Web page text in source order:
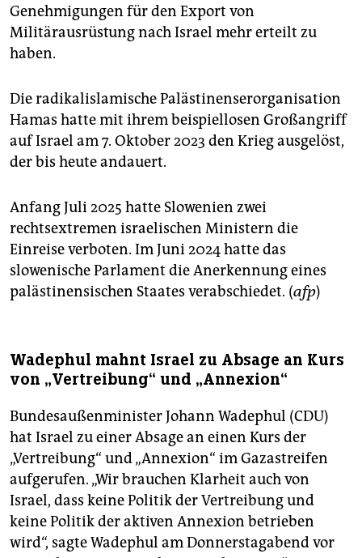
Genehmigungen für den Export von
Militärausrüstung nach Israel mehr erteilt zu
haben.
Die radikalislamische Palästinenserorganisation
Hamas hatte mit ihrem beispiellosen Großangriff
auf Israel am 7. Oktober 2023 den Krieg ausgelöst,
der bis heute andauert.
Anfang Juli 2025 hatte Slowenien zwei
rechtsextremen israelischen Ministern die
Einreise verboten. Im Juni 2024 hatte das
slowenische Parlament die Anerkennung eines
palästinensischen Staates verabschiedet. (afp)
Wadephul mahnt Israel zu Absage an Kurs
von „Vertreibung“ und „Annexion“
Bundesaußenminister Johann Wadephul (CDU)
hat Israel zu einer Absage an einen Kurs der
„Vertreibung“ und „Annexion“ im Gazastreifen
aufgerufen. „Wir brauchen Klarheit auch von
Israel, dass keine Politik der Vertreibung und
keine Politik der aktiven Annexion betrieben
wird“, sagte Wadephul am Donnerstagabend vor